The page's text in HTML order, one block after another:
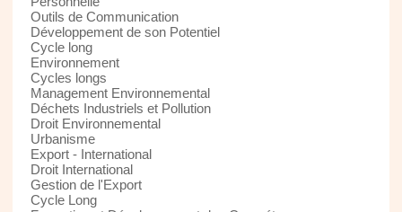
Outils de Communication
Développement de son Potentiel
Cycle long
Environnement
Cycles longs
Management Environnemental
Déchets Industriels et Pollution
Droit Environnemental
Urbanisme
Export - International
Droit International
Gestion de l'Export
Cycle Long